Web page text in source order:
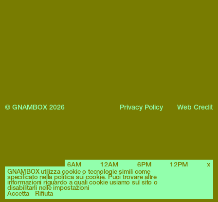
© GNAMBOX 2026 Privacy Policy Web Credit
6AM 12AM 6PM 12PM x
GNAMBOX utilizza cookie o tecnologie simili come
specificato nella politica sui cookie. Puoi trovare altre
informazioni riguardo a quali cookie usiamo sul sito o
disabilitarli nelle impostazioni
Accetta Rifiuta